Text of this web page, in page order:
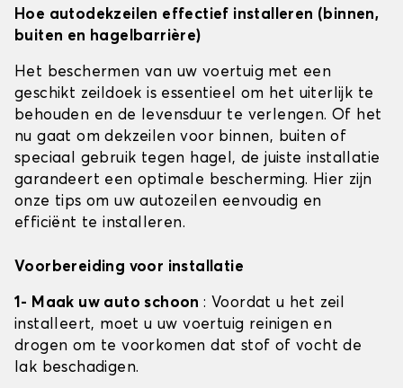
Hoe autodekzeilen effectief installeren (binnen,
buiten en hagelbarrière)
Het beschermen van uw voertuig met een
geschikt zeildoek is essentieel om het uiterlijk te
behouden en de levensduur te verlengen. Of het
nu gaat om dekzeilen voor binnen, buiten of
speciaal gebruik tegen hagel, de juiste installatie
garandeert een optimale bescherming. Hier zijn
onze tips om uw autozeilen eenvoudig en
efficiënt te installeren.
Voorbereiding voor installatie
1- Maak uw auto schoon: Voordat u het zeil
installeert, moet u uw voertuig reinigen en
drogen om te voorkomen dat stof of vocht de
lak beschadigen.